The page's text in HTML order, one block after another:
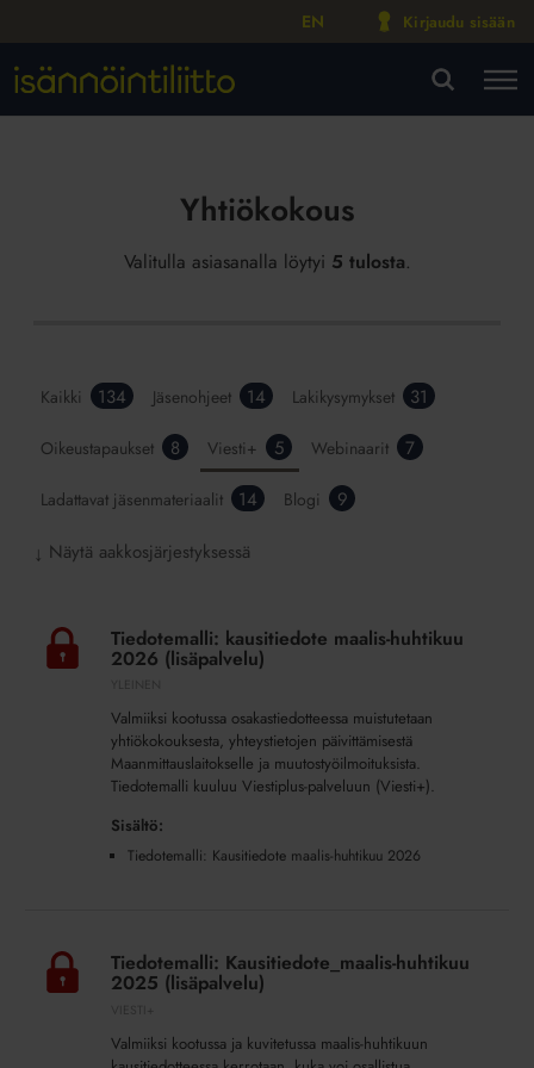
EN Kirjaudu sisään
Yhtiökokous
Valitulla asiasanalla löytyi 5 tulosta.
Kaikki 134 Jäsenohjeet 14 Lakikysymykset 31
Oikeustapaukset 8 Viesti+ 5 Webinaarit 7
Ladattavat jäsenmateriaalit 14 Blogi 9
↓ Näytä aakkosjärjestyksessä
kausitiedote
maalis-
Tiedotemalli: kausitiedote maalis-huhtikuu
2026 (lisäpalvelu)
Valmiiksi kootussa osakastiedotteessa muistutetaan
yhtiökokouksesta, yhteystietojen päivittämisestä
Maanmittauslaitokselle ja muutostyöilmoituksista.
Tiedotemalli kuuluu Viestiplus-palveluun (Viesti+).
Sisältö:
Tiedotemalli: Kausitiedote maalis-huhtikuu 2026
Kausitiedote_maalis-
huhtikuu
Tiedotemalli: Kausitiedote_maalis-huhtikuu
2025 (lisäpalvelu)
Valmiiksi kootussa ja kuvitetussa maalis-huhtikuun